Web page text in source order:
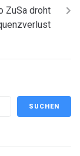
ZuSa droht
SUCHEN